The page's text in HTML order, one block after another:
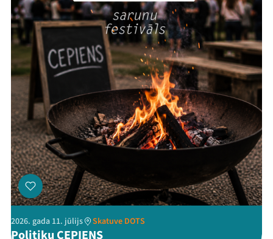
ThreadsFacebookYoutube
X Instagram
Flick TikTok
2026. gada 11. jūlijs Skatuve DOTS
Politiķu CEPIENS